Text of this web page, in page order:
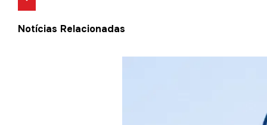
Notícias Relacionadas